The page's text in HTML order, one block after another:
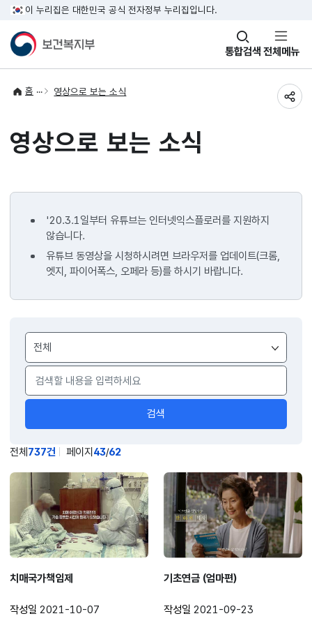
이 누리집은 대한민국 공식 전자정부 누리집입니다.
통합검색
창
열기 전체메뉴
홈 영상으로 보는 소식
영상으로 보는 소식
'20.3.1일부터 유튜브는 인터넷익스플로러를 지원하지
않습니다.
유튜브 동영상을 시청하시려면 브라우저를 업데이트(크롬,
엣지, 파이어폭스, 오페라 등)를 하시기 바랍니다.
검색
검색
전체737건 페이지43/62
치매국가책임제
작성일 2021-10-07
기초연금 (엄마편)
작성일 2021-09-23